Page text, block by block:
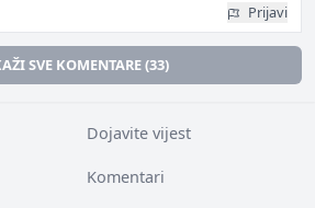
Prijavi
SVE KOMENTARE (33)
Dojavite vijest
Komentari